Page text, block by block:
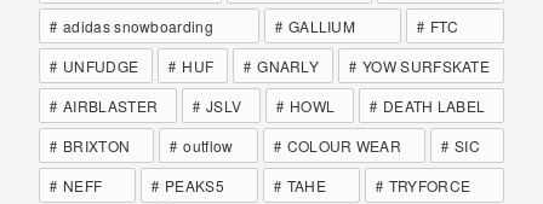
adidas snowboarding
GALLIUM
FTC
UNFUDGE
HUF GNARLY
YOW SURFSKATE
AIRBLASTER
JSLV HOWL
DEATH LABEL
BRIXTON
outflow COLOUR WEAR
SIC
NEFF
PEAKS5 TAHE
TRYFORCE